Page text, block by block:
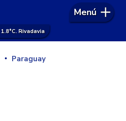
1.8°C. Rivadavia
Menú
Paraguay